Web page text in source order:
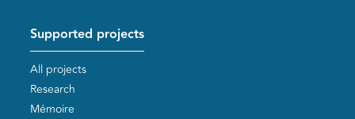
Supported projects
All projects
Research
Mémoire